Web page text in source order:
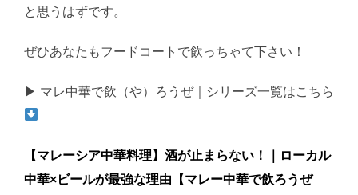
と思うはずです。
ぜひあなたもフードコートで飲っちゃて下さい！
▶ マレ中華で飲（や）ろうぜ｜シリーズ一覧はこちら
【マレーシア中華料理】酒が止まらない！｜ローカル
中華×ビールが最強な理由【マレー中華で飲ろうぜ